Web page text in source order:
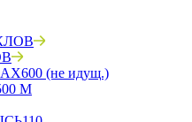
(не идущ.)
М